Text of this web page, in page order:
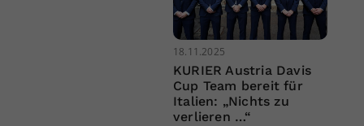
18.11.2025
KURIER Austria Davis
Cup Team bereit für
Italien: „Nichts zu
verlieren …“